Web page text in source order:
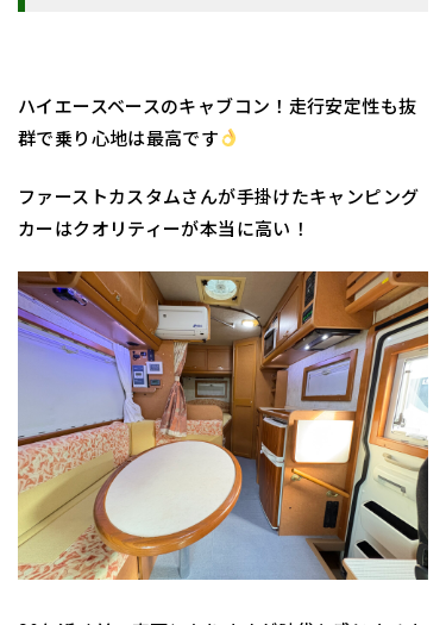
ハイエースベースのキャブコン！走行安定性も抜
群で乗り心地は最高です
ファーストカスタムさんが手掛けたキャンピング
カーはクオリティーが本当に高い！